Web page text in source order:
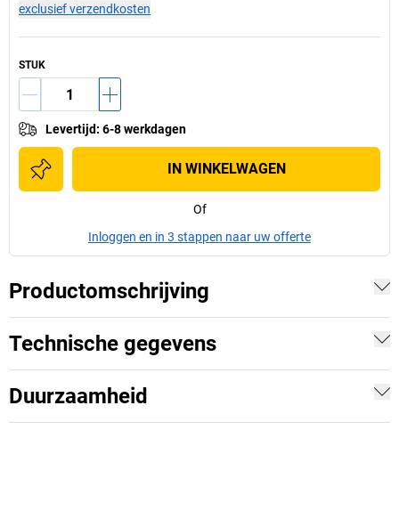
exclusief verzendkosten
STUK
Levertijd: 6-8 werkdagen
IN WINKELWAGEN
Of
Inloggen en in 3 stappen naar uw offerte
Productomschrijving
Technische gegevens
Duurzaamheid